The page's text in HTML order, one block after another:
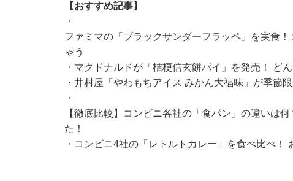
【おすすめ記事】
・
ファミマの「ブラックサンダーフラッペ」を実食
ゃう
・ マクドナルドが「桔梗信玄餅パイ」を発売！ ど
・ 井村屋「やわもちアイス みかん大福味」が季節
・
【徹底比較】コンビニ各社の「食パン」の違いは
た！
・ コンビニ4社の「レトルトカレー」を食べ比べ！